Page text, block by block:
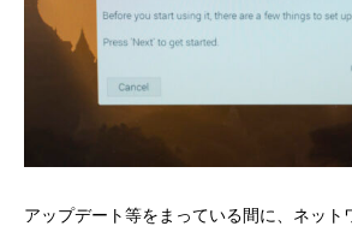
アップデート等をまっている間に、ネット